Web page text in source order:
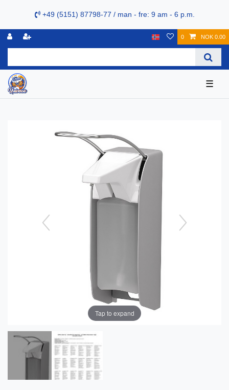
+49 (5151) 87798-77 / man - fre: 9 am - 6 p.m.
0 NOK 0.00
☰
Tap to expand